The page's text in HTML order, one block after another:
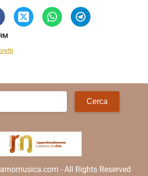
- All Rights Reserved